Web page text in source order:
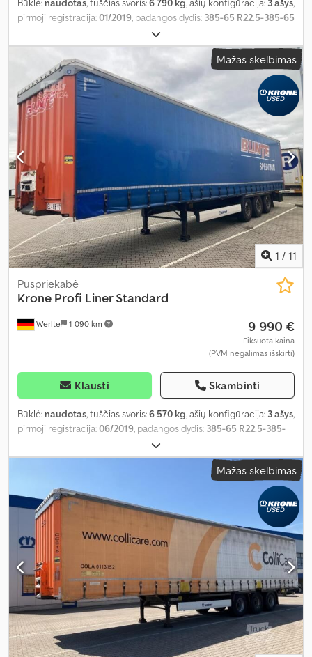
Būklė: naudotas, tuščias svoris:6 790 kg, ašių konfigūracija: 3 ašys,
pirmoji registracija:01/2019, padangos dydis: 385-65 R22.5-385-65
, rida:566 781 km
Mažas skelbimas
1 / 11
Werlte 1 090 km
Puspriekabė
Krone Profi Liner Standard
9 990 €
Fiksuota kaina
(PVM negalimas išskirti)
Klausti Skambinti
Būklė: naudotas, tuščias svoris:6 570 kg, ašių konfigūracija: 3 ašys,
pirmoji registracija:06/2019 , padangos dydis: 385-65 R22.5-385-
, rida:
Mažas skelbimas